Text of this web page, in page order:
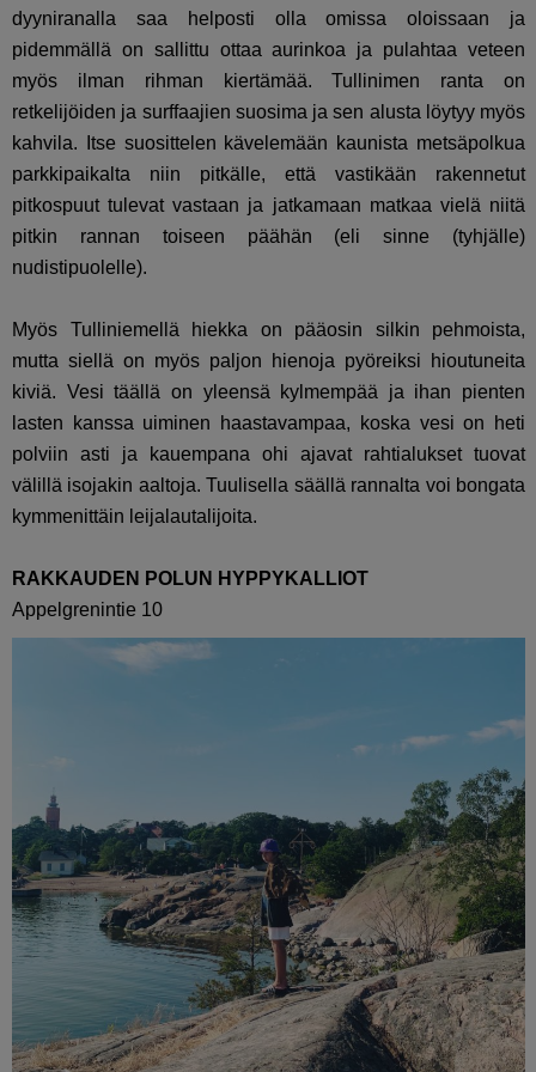
dyyniranalla saa helposti olla omissa oloissaan ja
pidemmällä on sallittu ottaa aurinkoa ja pulahtaa veteen
myös ilman rihman kiertämää. Tullinimen ranta on
retkelijöiden ja surffaajien suosima ja sen alusta löytyy myös
kahvila. Itse suosittelen kävelemään kaunista metsäpolkua
parkkipaikalta niin pitkälle, että vastikään rakennetut
pitkospuut tulevat vastaan ja jatkamaan matkaa vielä niitä
pitkin rannan toiseen päähän (eli sinne (tyhjälle)
nudistipuolelle).
Myös Tulliniemellä hiekka on pääosin silkin pehmoista,
mutta siellä on myös paljon hienoja pyöreiksi hioutuneita
kiviä. Vesi täällä on yleensä kylmempää ja ihan pienten
lasten kanssa uiminen haastavampaa, koska vesi on heti
polviin asti ja kauempana ohi ajavat rahtialukset tuovat
välillä isojakin aaltoja. Tuulisella säällä rannalta voi bongata
kymmenittäin leijalautalijoita.
RAKKAUDEN POLUN HYPPYKALLIOT
Appelgrenintie 10